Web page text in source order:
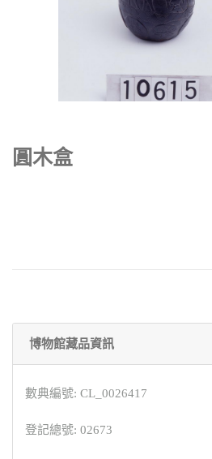
圓木盒
博物館藏品資訊
數典編號: CL_0026417
登記總號: 02673